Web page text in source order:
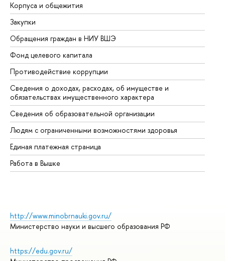
Корпуса и общежития
Закупки
Обращения граждан в НИУ ВШЭ
Фонд целевого капитала
Противодействие коррупции
Сведения о доходах, расходах, об имуществе и
обязательствах имущественного характера
Сведения об образовательной организации
Людям с ограниченными возможностями здоровья
Единая платежная страница
Работа в Вышке
http://www.minobrnauki.gov.ru/
Министерство науки и высшего образования РФ
https://edu.gov.ru/